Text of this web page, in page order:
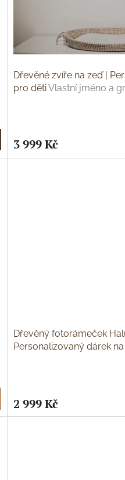
Dřevěné zvíře na zeď |
pro dětiVlastní jméno a
3 999 Kč
Dřevěný fotorámeček
Personalizovaný dárek
je
5,0
2 999 Kč